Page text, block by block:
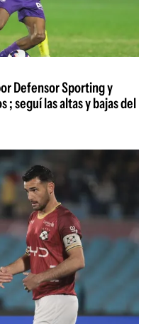
Defensor Sporting y
; seguí las altas y bajas del